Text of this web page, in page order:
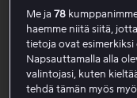
Seuraa alla olevia
tilaus on liitetty
Avaa
Kirjaudu sisään
Me ja78
haemme niitä siitä,
tietoja ovat
Napsauttamalla alla
valintojasi, kuten
tehdä tämän myös